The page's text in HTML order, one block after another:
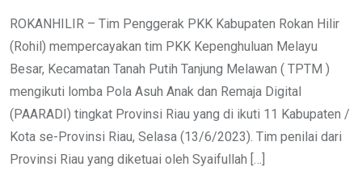
ROKANHILIR – Tim Penggerak PKK Kabupaten Rokan Hilir
(Rohil) mempercayakan tim PKK Kepenghuluan Melayu
Besar, Kecamatan Tanah Putih Tanjung Melawan ( TPTM )
mengikuti lomba Pola Asuh Anak dan Remaja Digital
(PAARADI) tingkat Provinsi Riau yang di ikuti 11 Kabupaten /
Kota se-Provinsi Riau, Selasa (13/6/2023). Tim penilai dari
Provinsi Riau yang diketuai oleh Syaifullah […]